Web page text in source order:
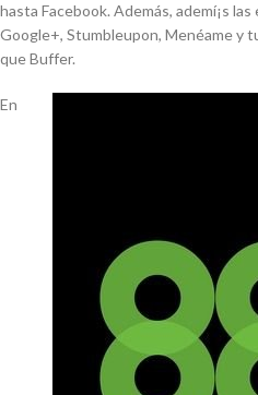
hasta Facebook. Además, ademí¡s
Google+, Stumbleupon, Menéame y
que Buffer.
En